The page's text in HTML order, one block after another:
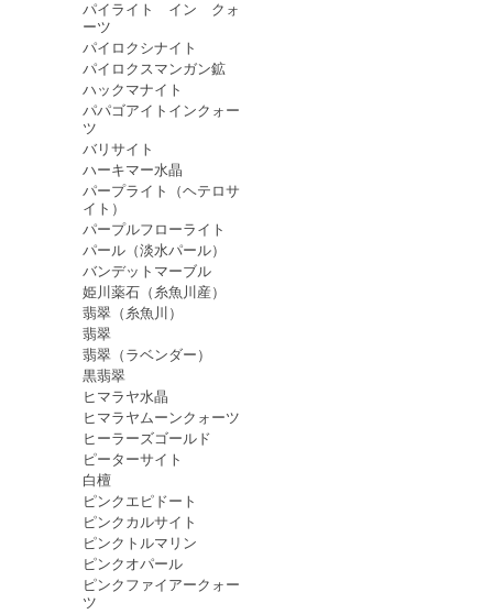
パイライト イン クォ
ーツ
パイロクシナイト
パイロクスマンガン鉱
ハックマナイト
パパゴアイトインクォー
ツ
バリサイト
ハーキマー水晶
パープライト（ヘテロサ
イト）
パープルフローライト
パール（淡水パール）
バンデットマーブル
姫川薬石（糸魚川産）
翡翠（糸魚川）
翡翠
翡翠（ラベンダー）
黒翡翠
ヒマラヤ水晶
ヒマラヤムーンクォーツ
ヒーラーズゴールド
ピーターサイト
白檀
ピンクエピドート
ピンクカルサイト
ピンクトルマリン
ピンクオパール
ピンクファイアークォー
ツ